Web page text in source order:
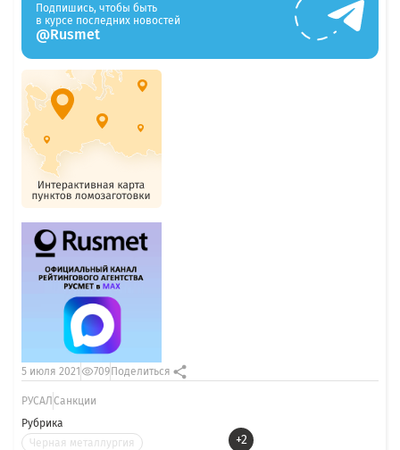
Рубрика
Черная металлургия
+2
5 июля 2021 709 Поделиться
РУСАЛ Санкции
Подпишись, чтобы быть
в курсе последних новостей
@Rusmet